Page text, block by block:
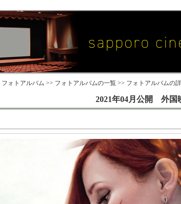
フォトアルバム >> フォトアルバムの一覧 >> フォトアルバムの
2021年04月公開 外国